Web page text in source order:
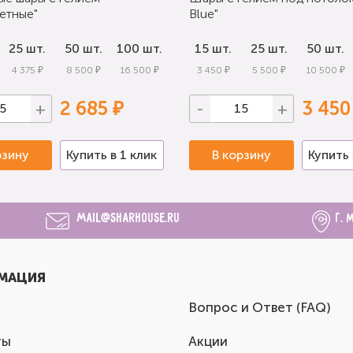
25 шт.
4 375 ₽
50 шт.
8 500 ₽
100 шт.
16 500 ₽
+ 2 685 ₽
Купить в 1 клик
Blue"
15 шт.
3 450 ₽
25 шт.
5 500 ₽
50 шт.
10 500 ₽
- + 3
В корзину Купить
mail@sharhouse.ru г.
Вопрос и Ответ (FAQ)
Акции